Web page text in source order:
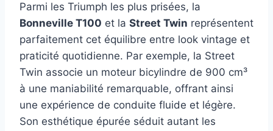
Parmi les Triumph les plus prisées, la
Bonneville T100 et la Street Twin représentent
parfaitement cet équilibre entre look vintage et
praticité quotidienne. Par exemple, la Street
Twin associe un moteur bicylindre de 900 cm³
à une maniabilité remarquable, offrant ainsi
une expérience de conduite fluide et légère.
Son esthétique épurée séduit autant les